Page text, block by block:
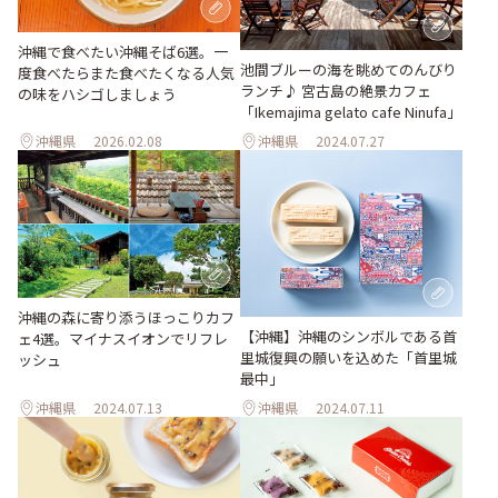
沖縄で食べたい沖縄そば6選。一
度食べたらまた食べたくなる人気
の味をハシゴしましょう
沖縄県 2026.02.08
池間ブルーの海を眺めてのんびり
ランチ♪ 宮古島の絶景カフェ
「Ikemajima gelato cafe Ninufa」
沖縄県 2024.07.27
沖縄の森に寄り添うほっこりカフ
ェ4選。マイナスイオンでリフレ
ッシュ
沖縄県 2024.07.13
【沖縄】沖縄のシンボルである首
里城復興の願いを込めた「首里城
最中」
沖縄県 2024.07.11